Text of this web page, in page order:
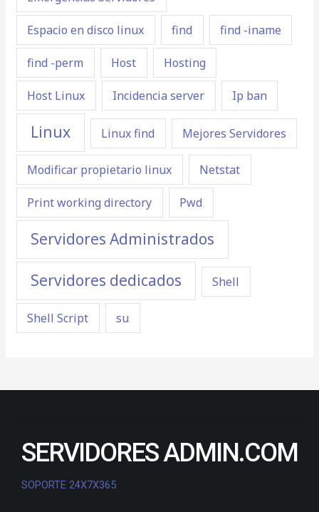
Espacio en disco linux find find -iname
find -perm Host Hosting
Host Linux Incidencia server Ip ban
Linux Linux find Mejores Servidores
Modificar propietario linux Netstat
Print working directory Pwd
Servidores Administrados
Servidores dedicados Shell
Shell Script su
SERVIDORES ADMIN.COM
SOPORTE 24X7X365